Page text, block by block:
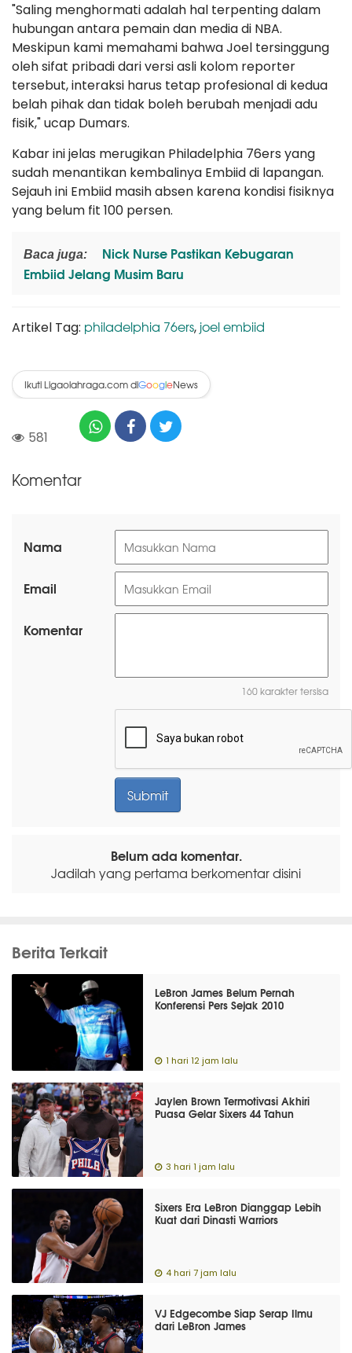
"Saling menghormati adalah hal terpenting dalam
hubungan antara pemain dan media di NBA.
Meskipun kami memahami bahwa Joel tersinggung
oleh sifat pribadi dari versi asli kolom reporter
tersebut, interaksi harus tetap profesional di kedua
belah pihak dan tidak boleh berubah menjadi adu
fisik," ucap Dumars.
Kabar ini jelas merugikan Philadelphia 76ers yang
sudah menantikan kembalinya Embiid di lapangan.
Sejauh ini Embiid masih absen karena kondisi fisiknya
yang belum fit 100 persen.
Baca juga:
Nick Nurse Pastikan Kebugaran
Embiid Jelang Musim Baru
Artikel Tag: philadelphia 76ers, joel embiid
Ikuti Ligaolahraga.com diGoogleNews
581
Komentar
Nama
Email
Komentar
160 karakter tersisa
Belum ada komentar.
Jadilah yang pertama berkomentar disini
Berita Terkait
LeBron James Belum Pernah
Konferensi Pers Sejak 2010
1 hari 12 jam lalu
Jaylen Brown Termotivasi Akhiri
Puasa Gelar Sixers 44 Tahun
3 hari 1 jam lalu
Sixers Era LeBron Dianggap Lebih
Kuat dari Dinasti Warriors
4 hari 7 jam lalu
VJ Edgecombe Siap Serap Ilmu
dari LeBron James